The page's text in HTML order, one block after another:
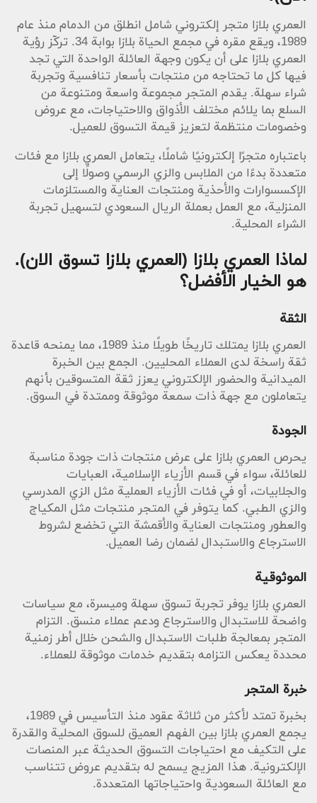
العمري بلازا متجر إلكتروني شامل انطلق من الدمام منذ عام
1989، ويقع مقره في مجمع الحياة بلازا بوابة 34. تركّز رؤية
العمري بلازا على أن يكون وجهة العائلة الواحدة التي تجد
فيها كل ما تحتاجه من منتجات بأسعار تنافسية وتجربة
شراء سهلة. يقدم المتجر مجموعة واسعة ومتنوعة من
السلع بما يلائم مختلف الأذواق والاحتياجات، مع عروض
وخصومات منتظمة لتعزيز قيمة التسوق للعميل.
باعتباره متجرًا إلكترونيًا شاملًا، يتعامل العمري بلازا مع فئات
متعددة بدءًا من الملابس والزي الرسمي وصولًا إلى
الإكسسوارات والأحذية ومنتجات العناية والمستلزمات
المنزلية، مع العمل بعملة الريال السعودي لتسهيل تجربة
الشراء المحلية.
لماذا العمري بلازا (العمري بلازا تسوق الان).
هو الخيار الأفضل؟
الثقة
العمري بلازا يمتلك تاريخًا طويلًا منذ 1989، مما يمنحه قاعدة
ثقة راسخة لدى العملاء المحليين. الجمع بين الخبرة
الميدانية والحضور الإلكتروني يعزز ثقة المتسوقين بأنهم
يتعاملون مع جهة ذات سمعة موثوقة وممتدة في السوق.
الجودة
يحرص العمري بلازا على عرض منتجات ذات جودة مناسبة
للعائلة، سواء في قسم الأزياء الإسلامية، العبايات
والجلابيات، أو في فئات الأزياء العملية مثل الزي المدرسي
والزي الطبي. كما يتوفر في المتجر منتجات مثل المكياج
والعطور ومنتجات العناية والأقمشة التي تخضع لشروط
الاسترجاع والاستبدال لضمان رضا العميل.
الموثوقية
العمري بلازا يوفر تجربة تسوق سهلة وميسرة، مع سياسات
واضحة للاستبدال والاسترجاع ودعم عملاء منسق. التزام
المتجر بمعالجة طلبات الاستبدال والشحن خلال أطر زمنية
محددة يعكس التزامه بتقديم خدمات موثوقة للعملاء.
خبرة المتجر
بخبرة تمتد لأكثر من ثلاثة عقود منذ التأسيس في 1989،
يجمع العمري بلازا بين الفهم العميق للسوق المحلية والقدرة
على التكيف مع احتياجات التسوق الحديثة عبر المنصات
الإلكترونية. هذا المزيج يسمح له بتقديم عروض تتناسب
مع العائلة السعودية واحتياجاتها المتعددة.